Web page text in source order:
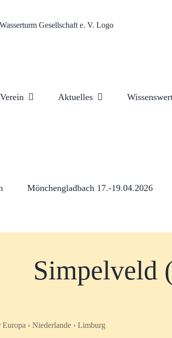
Aktuelles
Mönchengladbach 17.-19.04.2026
Simpelveld
Europa › Niederlande › Limburg